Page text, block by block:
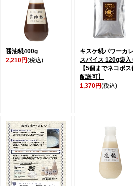
醤油糀400g
2,210円(税込)
キスケ糀パワーカ
スパイス 120g袋入
【5個までネコポス
配送可】
1,370円(税込)